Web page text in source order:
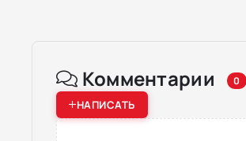
Комментарии 0
НАПИСАТЬ